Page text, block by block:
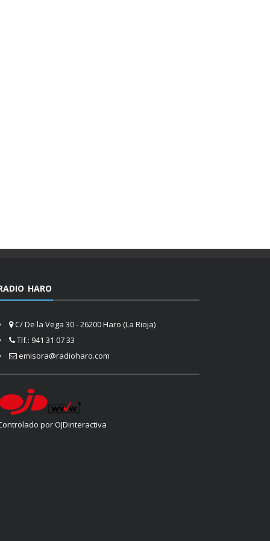
HARO
C/ De la Vega 30 - 26200 Haro (La Rioja)
Tlf.: 941 31 07 33
emisora@radioharo.com
por OJDinteractiva